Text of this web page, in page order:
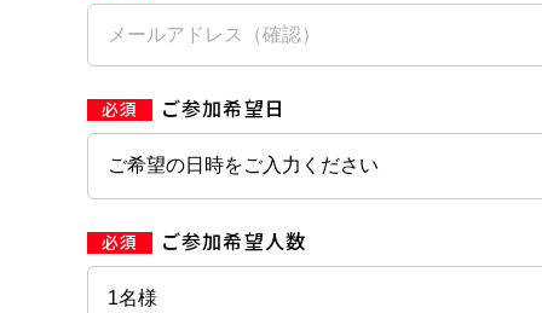
ご参加希望日
ご参加希望人数